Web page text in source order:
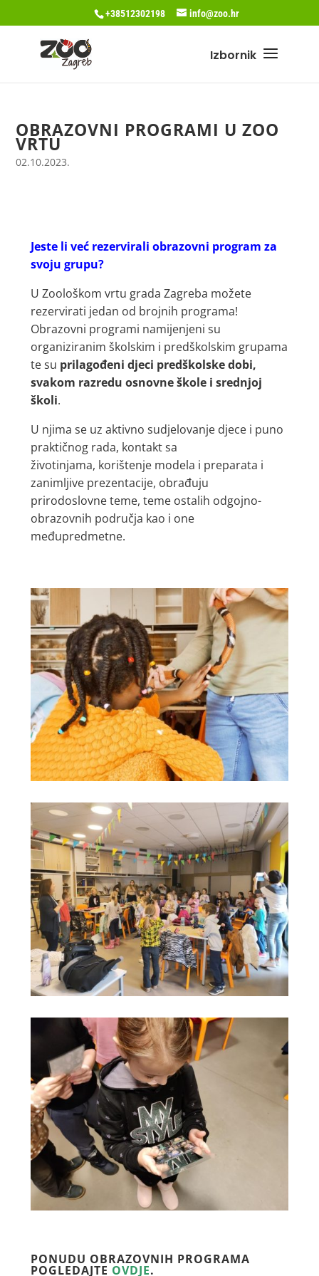
+38512302198 info@zoo.hr
OBRAZOVNI PROGRAMI U ZOO
VRTU
02.10.2023.
Jeste li već rezervirali obrazovni program za
svoju grupu?
U Zoološkom vrtu grada Zagreba možete
rezervirati jedan od brojnih programa!
Obrazovni programi namijenjeni su
organiziranim školskim i predškolskim grupama
te su prilagođeni djeci predškolske dobi,
svakom razredu osnovne škole i srednjoj
školi.
U njima se uz aktivno sudjelovanje djece i puno
praktičnog rada, kontakt sa
životinjama, korištenje modela i preparata i
zanimljive prezentacije, obrađuju
prirodoslovne teme, teme ostalih odgojno-
obrazovnih područja kao i one
međupredmetne.
PONUDU OBRAZOVNIH PROGRAMA
POGLEDAJTE OVDJE.